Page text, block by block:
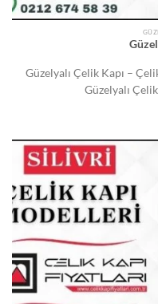
Güzelyalı Çelik Kapı –
Güzelyalı